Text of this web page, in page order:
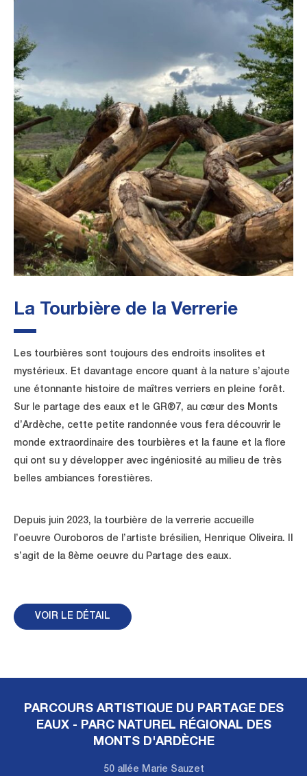
La Tourbière de la Verrerie
Les tourbières sont toujours des endroits insolites et
mystérieux. Et davantage encore quant à la nature s’ajoute
une étonnante histoire de maîtres verriers en pleine forêt.
Sur le partage des eaux et le GR®7, au cœur des Monts
d’Ardèche, cette petite randonnée vous fera découvrir le
monde extraordinaire des tourbières et la faune et la flore
qui ont su y développer avec ingéniosité au milieu de très
belles ambiances forestières.
Depuis juin 2023, la tourbière de la verrerie accueille
l’oeuvre Ouroboros de l’artiste brésilien, Henrique Oliveira. Il
s’agit de la 8ème oeuvre du Partage des eaux.
VOIR LE DÉTAIL
PARCOURS ARTISTIQUE DU PARTAGE DES
EAUX - PARC NATUREL RÉGIONAL DES
MONTS D'ARDÈCHE
50 allée Marie Sauzet